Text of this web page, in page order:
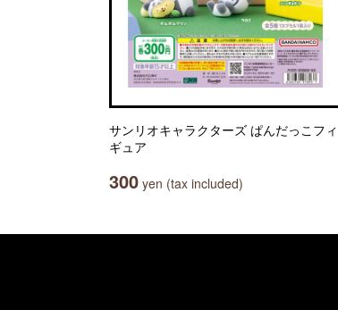
サンリオキャラクターズ ぱんだっこフィ
ギュア
300 yen (tax included)